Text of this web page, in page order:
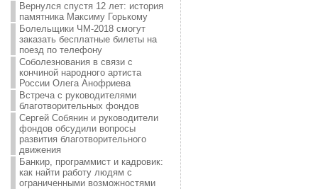
Вернулся спустя 12 лет: история
памятника Максиму Горькому
Болельщики ЧМ-2018 смогут
заказать бесплатные билеты на
поезд по телефону
Соболезнования в связи с
кончиной народного артиста
России Олега Анофриева
Встреча с руководителями
благотворительных фондов
Сергей Собянин и руководители
фондов обсудили вопросы
развития благотворительного
движения
Банкир, программист и кадровик:
как найти работу людям с
ограниченными возможностями